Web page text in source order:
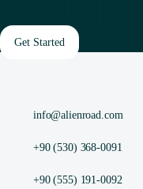
Get Started
info@alienroad.com
+90 (530) 368-0091
+90 (555) 191-0092